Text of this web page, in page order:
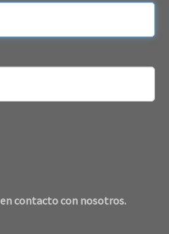
contacto con nosotros.